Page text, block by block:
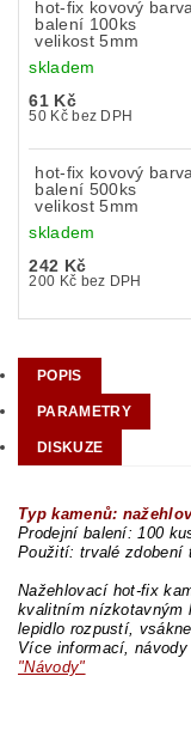
hot-fix kovový
balení 100ks
velikost 5mm
skladem
61 Kč
50 Kč bez DPH
hot-fix kovový
balení 500ks
velikost 5mm
skladem
242 Kč
200 Kč bez DPH
POPIS
PARAMETRY
DISKUZE
Typ kamenů:
Prodejní balení: 100
Použití: trvalé zdobení
Nažehlovací hot-fix
kvalitním nízkotavným
lepidlo rozpustí,
Více informací,
"Návody"